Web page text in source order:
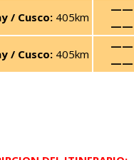
/ Cusco: 405km
/ Cusco: 405km